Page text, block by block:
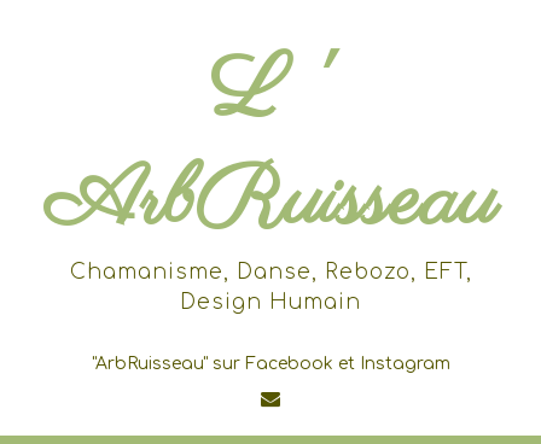
L '
ArbRuisseau
Chamanisme, Danse, Rebozo, EFT,
Design Humain
"ArbRuisseau" sur Facebook et Instagram